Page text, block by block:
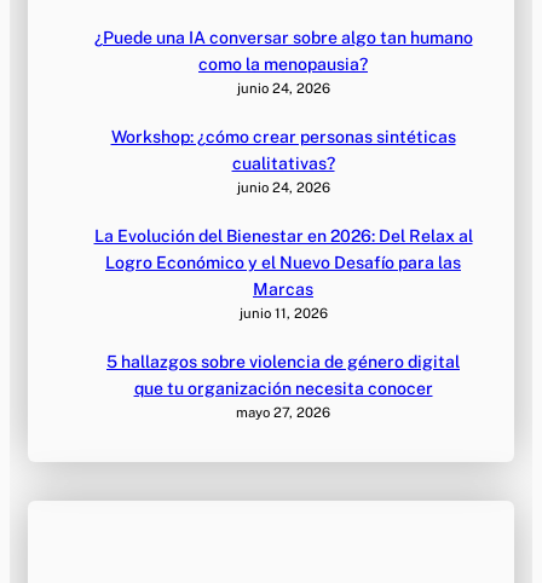
¿Puede una IA conversar sobre algo tan humano
como la menopausia?
junio 24, 2026
Workshop: ¿cómo crear personas sintéticas
cualitativas?
junio 24, 2026
La Evolución del Bienestar en 2026: Del Relax al
Logro Económico y el Nuevo Desafío para las
Marcas
junio 11, 2026
5 hallazgos sobre violencia de género digital
que tu organización necesita conocer
mayo 27, 2026